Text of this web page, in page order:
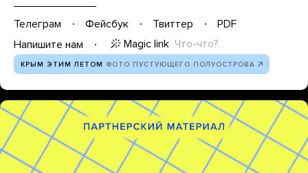
Телеграм Фейсбук Твиттер
PDF
Напишите нам
Magic link Что-что?
КРЫМ ЭТИМ ЛЕТОМ ФОТО ПУСТУЮЩЕГО ПОЛУОСТРОВА